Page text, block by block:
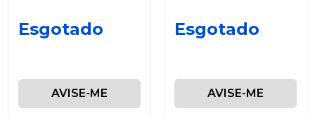
Esgotado
AVISE-ME
Esgotado
AVISE-ME